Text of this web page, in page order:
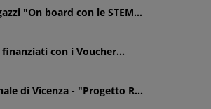
"On board con le STEM...
con i Voucher...
di Vicenza - "Progetto R...